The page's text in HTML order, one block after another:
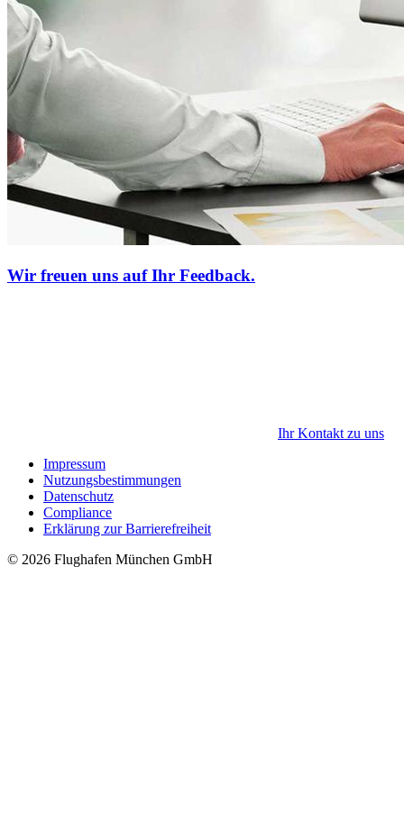
Wir freuen uns auf Ihr Feedback.
Ihr Kontakt zu uns
Impressum
Nutzungsbestimmungen
Datenschutz
Compliance
Erklärung zur Barrierefreiheit
© 2026 Flughafen München GmbH